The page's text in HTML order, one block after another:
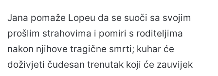
Jana pomaže Lopeu da se suoči sa svojim
prošlim strahovima i pomiri s roditeljima
nakon njihove tragične smrti; kuhar će
doživjeti čudesan trenutak koji će zauvijek